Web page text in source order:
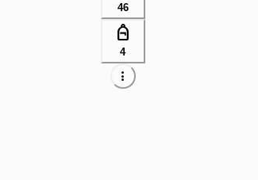
46
personal_bag
4
more_vert